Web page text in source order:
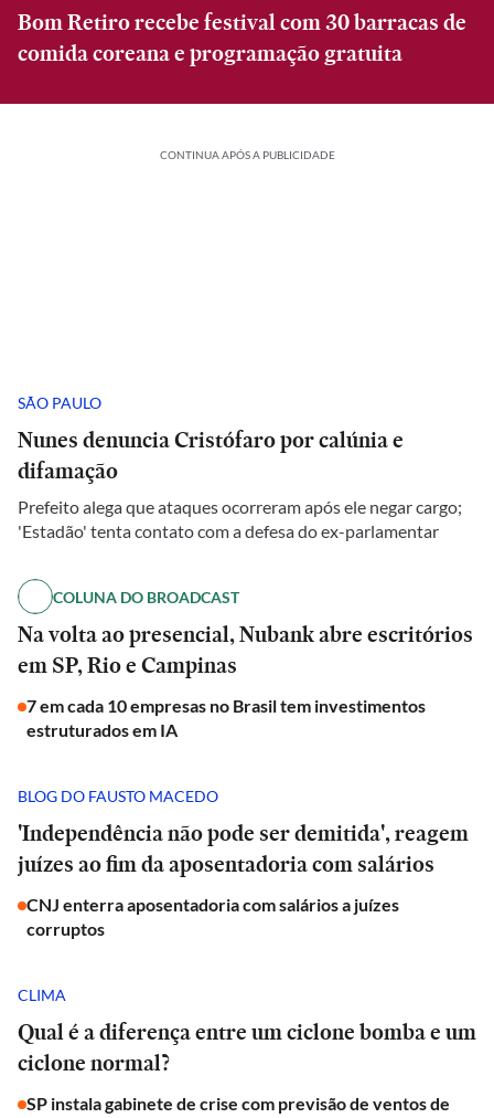
Bom Retiro recebe festival com 30 barracas de
comida coreana e programação gratuita
CONTINUA APÓS A PUBLICIDADE
SÃO PAULO
Nunes denuncia Cristófaro por calúnia e
difamação
Prefeito alega que ataques ocorreram após ele negar cargo;
'Estadão' tenta contato com a defesa do ex-parlamentar
COLUNA DO BROADCAST
Na volta ao presencial, Nubank abre escritórios
em SP, Rio e Campinas
7 em cada 10 empresas no Brasil tem investimentos
estruturados em IA
BLOG DO FAUSTO MACEDO
'Independência não pode ser demitida', reagem
juízes ao fim da aposentadoria com salários
CNJ enterra aposentadoria com salários a juízes
corruptos
CLIMA
Qual é a diferença entre um ciclone bomba e um
ciclone normal?
SP instala gabinete de crise com previsão de ventos de